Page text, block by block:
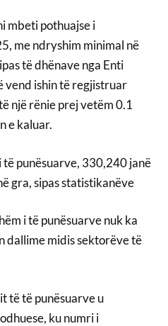
mbeti pothuajse i
me ndryshim minimal në
të dhënave nga Enti
vend ishin të regjistruar
një rënie prej vetëm 0.1
e kaluar.
punësuarve, 330,240 janë
gra, sipas statistikanëve
i të punësuarve nuk ka
dallime midis sektorëve të
të të punësuarve u
ku numri i